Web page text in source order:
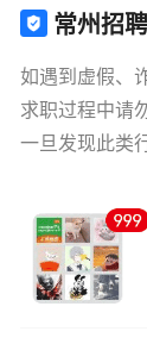
常州招
如遇到虚假、
求职过程中请
一旦发现此类